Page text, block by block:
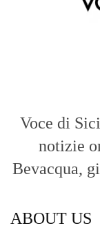
Voce di
notizie
Bevacqua,
ABOUT US